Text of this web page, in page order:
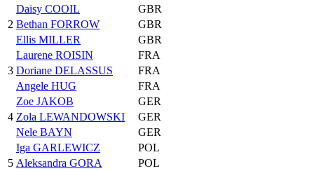
2
Daisy COOIL
GBR
Bethan FORROW
GBR
Ellis MILLER
GBR
3
Laurene ROISIN
FRA
Doriane DELASSUS
FRA
Angele HUG
FRA
4
Zoe JAKOB
GER
Zola LEWANDOWSKI
GER
Nele BAYN
GER
5
Iga GARLEWICZ
POL
Aleksandra GORA
POL